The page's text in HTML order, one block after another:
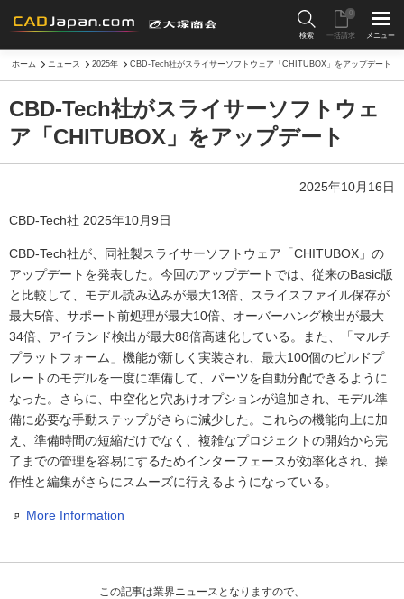
検索 一括請求
0
メニュー
ホーム ニュース 2025年 CBD-Tech社がスライサーソフトウェア「CHITUBOX」をアップデート
CBD-Tech社がスライサーソフトウェ
ア「CHITUBOX」をアップデート
2025年10月16日
CBD-Tech社 2025年10月9日
CBD-Tech社が、同社製スライサーソフトウェア「CHITUBOX」の
アップデートを発表した。今回のアップデートでは、従来のBasic版
と比較して、モデル読み込みが最大13倍、スライスファイル保存が
最大5倍、サポート前処理が最大10倍、オーバーハング検出が最大
34倍、アイランド検出が最大88倍高速化している。また、「マルチ
プラットフォーム」機能が新しく実装され、最大100個のビルドプ
レートのモデルを一度に準備して、パーツを自動分配できるように
なった。さらに、中空化と穴あけオプションが追加され、モデル準
備に必要な手動ステップがさらに減少した。これらの機能向上に加
え、準備時間の短縮だけでなく、複雑なプロジェクトの開始から完
了までの管理を容易にするためインターフェースが効率化され、操
作性と編集がさらにスムーズに行えるようになっている。
More Information
この記事は業界ニュースとなりますので、